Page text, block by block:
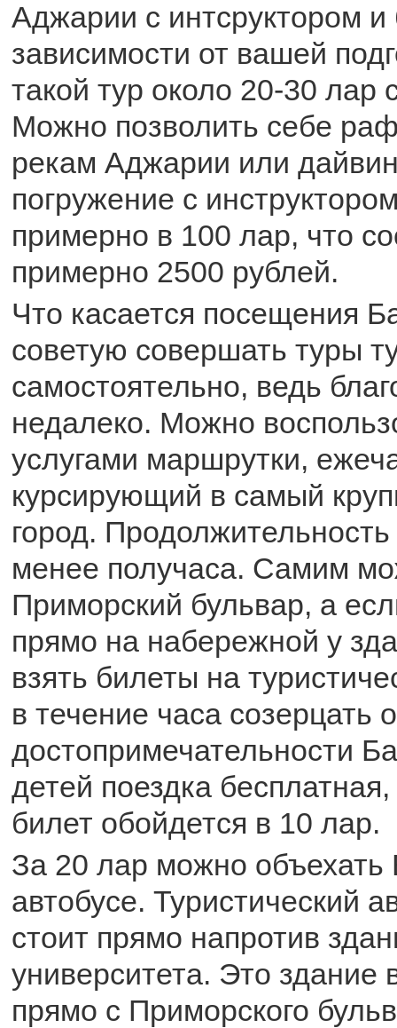
Аджарии с интсруктором и
зависимости от вашей
такой тур около 20-30 лар
Можно позволить себе
рекам Аджарии или
погружение с
примерно в 100 лар, что
примерно 2500 рублей.
Что касается посещения
советую совершать туры
самостоятельно, ведь
недалеко. Можно
услугами маршрутки,
курсирующий в самый
город. Продолжительность
менее получаса. Самим
Приморский бульвар, а
прямо на набережной у
взять билеты на
в течение часа созерцать
достопримечательности
детей поездка
билет обойдется в 10 лар.
За 20 лар можно объехать
автобусе. Туристический
стоит прямо напротив
университета. Это здание
прямо с Приморского